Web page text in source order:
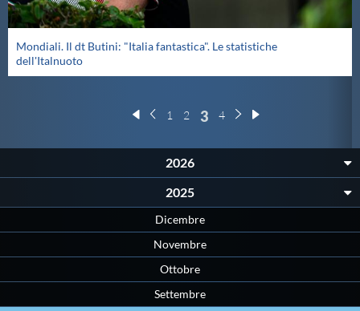
Mondiali. Il dt Butini: "Italia fantastica". Le statistiche
dell'Italnuoto
1 2 3 4
2026
2025
Dicembre
Novembre
Ottobre
Settembre